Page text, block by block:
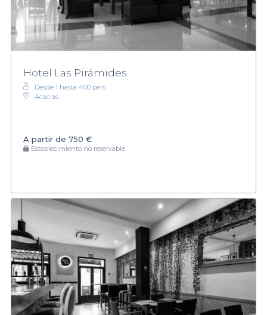
Hotel Las Pirámides
Desde 1 hasta 400 pers.
Acacias
A partir de 750 €
Establecimiento no reservable